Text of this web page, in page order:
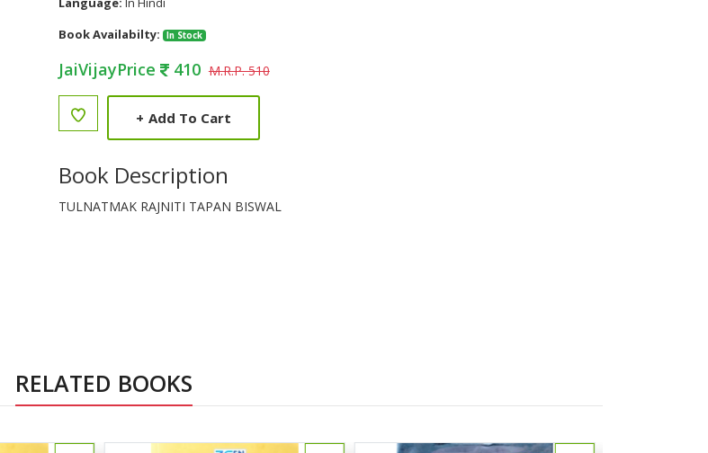
Book Availabilty:
In Stock
JaiVijayPrice 410 M.R.P. 510
+ Add To Cart
Book Description
TULNATMAK RAJNITI TAPAN BISWAL
RELATED BOOKS